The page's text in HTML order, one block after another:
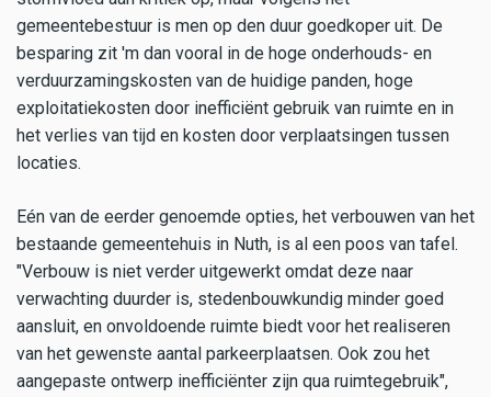
gemeentebestuur is men op den duur goedkoper uit. De
besparing zit 'm dan vooral in de hoge onderhouds- en
verduurzamingskosten van de huidige panden, hoge
exploitatiekosten door inefficiënt gebruik van ruimte en in
het verlies van tijd en kosten door verplaatsingen tussen
locaties.
Eén van de eerder genoemde opties, het verbouwen van het
bestaande gemeentehuis in Nuth, is al een poos van tafel.
"Verbouw is niet verder uitgewerkt omdat deze naar
verwachting duurder is, stedenbouwkundig minder goed
aansluit, en onvoldoende ruimte biedt voor het realiseren
van het gewenste aantal parkeerplaatsen. Ook zou het
aangepaste ontwerp inefficiënter zijn qua ruimtegebruik",